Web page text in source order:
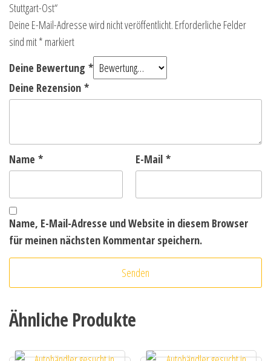
Stuttgart-Ost“
Deine E-Mail-Adresse wird nicht veröffentlicht. Erforderliche Felder
sind mit* markiert
Deine Bewertung *
Deine Rezension *
Name * E-Mail *
Name, E-Mail-Adresse und Website in diesem Browser
für meinen nächsten Kommentar speichern.
Ähnliche Produkte